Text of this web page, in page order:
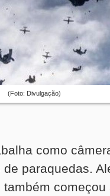
(Foto: Divulgação)
como
paraquedas.